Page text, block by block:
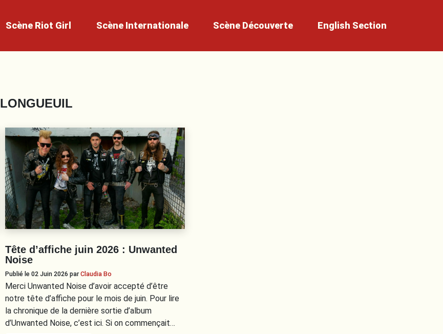
Scène Riot Girl Scène Internationale Scène Découverte English Section
LONGUEUIL
Tête d’affiche juin 2026 : Unwanted
Noise
Publié le 02 Juin 2026 parClaudia Bo
Merci Unwanted Noise d’avoir accepté d’être
notre tête d’affiche pour le mois de juin. Pour lire
la chronique de la dernière sortie d’album
d’Unwanted Noise, c’est ici. Si on commençait…